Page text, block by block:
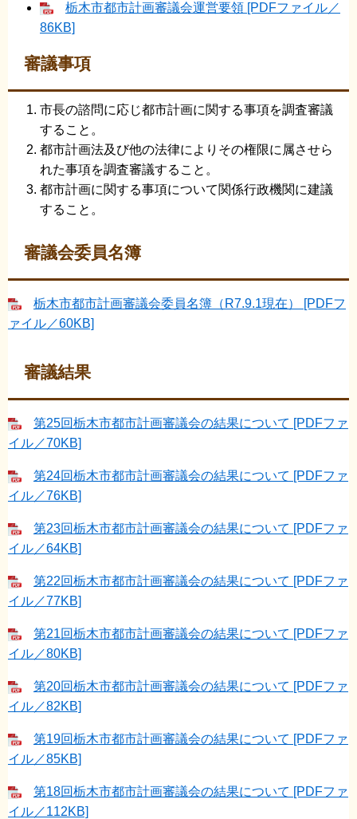
栃木市都市計画審議会運営要領 [PDFファイル／
86KB]
審議事項
市長の諮問に応じ都市計画に関する事項を調査審議
すること。
都市計画法及び他の法律によりその権限に属させら
れた事項を調査審議すること。
都市計画に関する事項について関係行政機関に建議
すること。
審議会委員名簿
栃木市都市計画審議会委員名簿（R7.9.1現在） [PDFフ
ァイル／60KB]
審議結果
第25回栃木市都市計画審議会の結果について [PDFファ
イル／70KB]
第24回栃木市都市計画審議会の結果について [PDFファ
イル／76KB]
第23回栃木市都市計画審議会の結果について [PDFファ
イル／64KB]
第22回栃木市都市計画審議会の結果について [PDFファ
イル／77KB]
第21回栃木市都市計画審議会の結果について [PDFファ
イル／80KB]
第20回栃木市都市計画審議会の結果について [PDFファ
イル／82KB]
第19回栃木市都市計画審議会の結果について [PDFファ
イル／85KB]
第18回栃木市都市計画審議会の結果について [PDFファ
イル／112KB]